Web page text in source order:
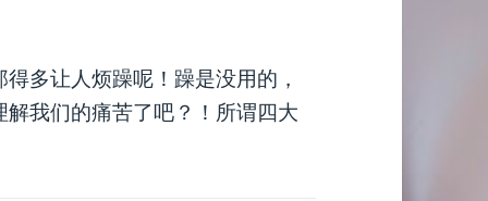
多让人烦躁呢！躁是没用的，
我们的痛苦了吧？！所谓四大